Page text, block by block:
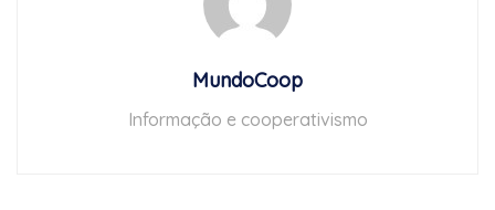
MundoCoop
Informação e cooperativismo